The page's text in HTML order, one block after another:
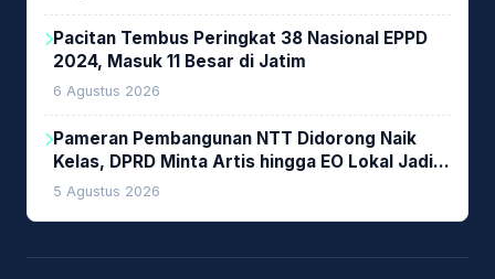
Pacitan Tembus Peringkat 38 Nasional EPPD
2024, Masuk 11 Besar di Jatim
6 Agustus 2026
Pameran Pembangunan NTT Didorong Naik
Kelas, DPRD Minta Artis hingga EO Lokal Jadi
Prioritas
5 Agustus 2026